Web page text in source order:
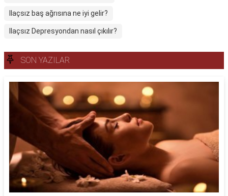
Ilaçsız baş ağrısına ne iyi gelir?
Ilaçsız Depresyondan nasıl çıkılır?
SON YAZILAR